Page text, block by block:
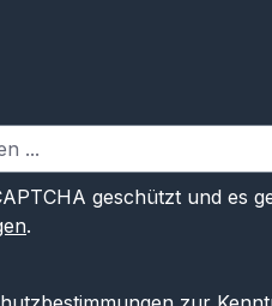
geschützt und es
.